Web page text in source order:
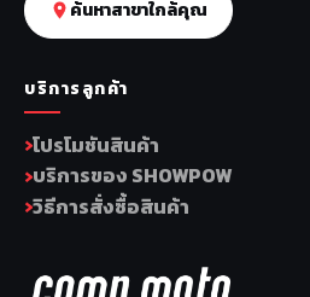
ค้นหาสาขาใกล้คุณ
บริการลูกค้า
โปรโมชันสินค้า
บริการของ SHOWPOW
วิธีการสั่งซื้อสินค้า